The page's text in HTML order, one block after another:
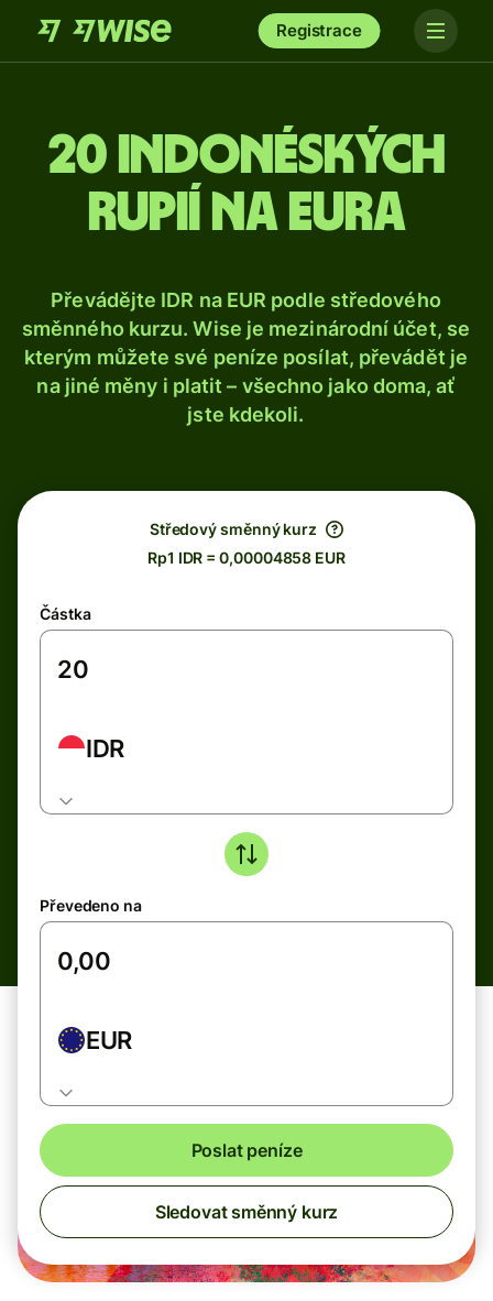
Registrace
20 indonéských
rupií na eura
Převádějte IDR na EUR podle středového
směnného kurzu. Wise je mezinárodní účet, se
kterým můžete své peníze posílat, převádět je
na jiné měny i platit – všechno jako doma, ať
jste kdekoli.
Středový směnný kurz
Rp1 IDR = 0,00004858 EUR
Částka
IDR
Převedeno na
EUR
Poslat peníze
Sledovat směnný kurz